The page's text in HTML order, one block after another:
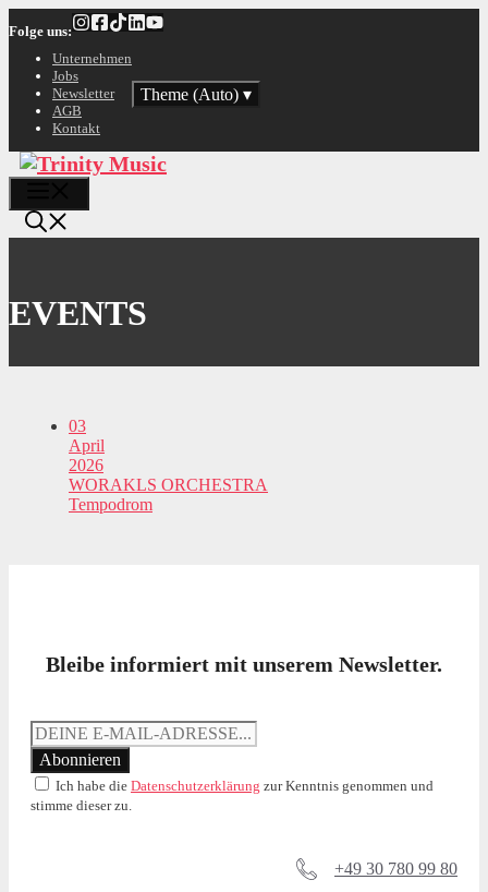
Inhalt
springen
Folge uns:
Unternehmen
Jobs
Newsletter
AGB
Kontakt
Theme (Auto) ▾
EVENTS
03
April
2026
WORAKLS ORCHESTRA
Tempodrom
Bleibe informiert mit unserem Newsletter.
Ich habe die Datenschutzerklärung zur Kenntnis genommen und
stimme dieser zu.
+49 30 780 99 80